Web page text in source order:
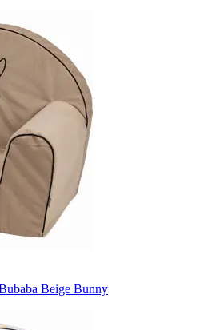
Beige Bunny